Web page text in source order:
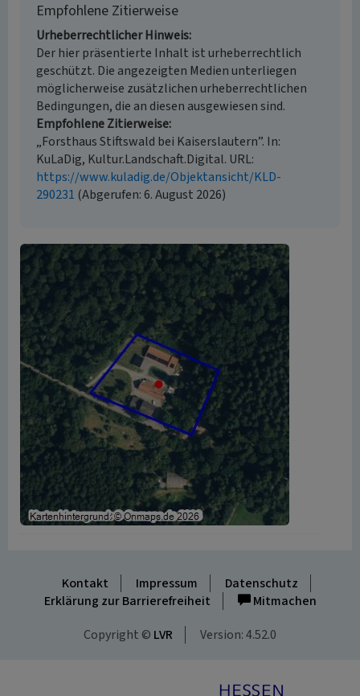
Empfohlene Zitierweise
Urheberrechtlicher Hinweis
Der hier präsentierte Inhalt ist urheberrechtlich
geschützt. Die angezeigten Medien unterliegen
möglicherweise zusätzlichen urheberrechtlichen
Bedingungen, die an diesen ausgewiesen sind.
Empfohlene Zitierweise
„Forsthaus Stiftswald bei Kaiserslautern”. In:
KuLaDig, Kultur.Landschaft.Digital. URL:
https://www.kuladig.de/Objektansicht/KLD-
290231 (Abgerufen: 6. August 2026)
Kontakt Impressum
Datenschutz
Erklärung zur Barrierefreiheit
Mitmachen
Copyright © LVR Version: 4.52.0